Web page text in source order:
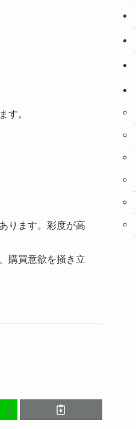
。
ります。彩度が高
購買意欲を掻き立